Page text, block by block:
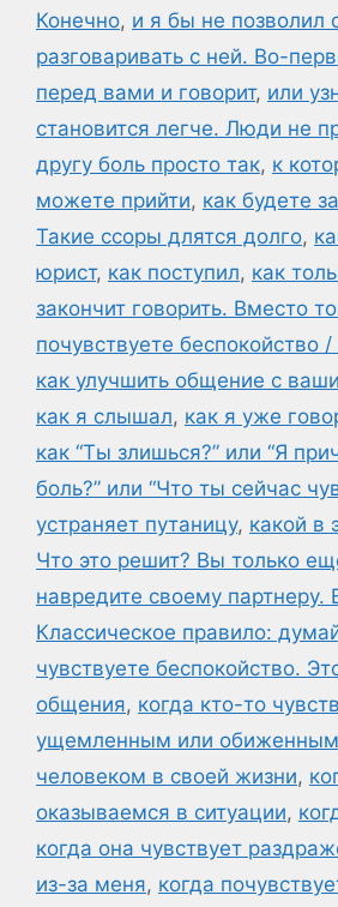
Конечно, и я бы не позволил
разговаривать с ней. Во-
перед вами и говорит, или
становится легче. Люди не
другу боль просто так, к
можете прийти, как будете
Такие ссоры длятся долго,
юрист, как поступил, как
закончит говорить. Вместо
почувствуете беспокойство /
как улучшить общение с
как я слышал, как я уже
как “Ты злишься?” или “Я
боль?” или “Что ты сейчас
устраняет путаницу, какой в
Что это решит? Вы только
навредите своему партнеру.
Классическое правило:
чувствуете беспокойство.
общения, когда кто-то
ущемленным или
человеком в своей жизни,
оказываемся в ситуации,
когда она чувствует
из-за меня, когда